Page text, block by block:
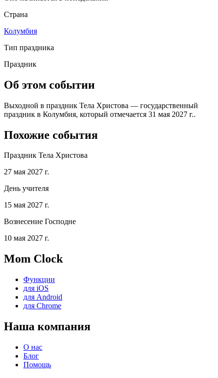
Страна
Колумбия
Тип праздника
Праздник
Об этом событии
Выходной в праздник Тела Христова — государственный
праздник в Колумбия, который отмечается 31 мая 2027 г..
Похожие события
Праздник Тела Христова
27 мая 2027 г.
День учителя
15 мая 2027 г.
Вознесение Господне
10 мая 2027 г.
Mom Clock
Функции
для iOS
для Android
для Chrome
Наша компания
О нас
Блог
Помощь